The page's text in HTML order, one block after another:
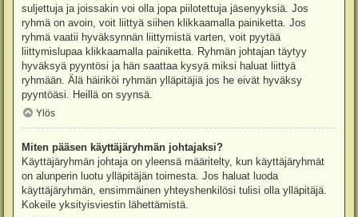
suljettuja ja joissakin voi olla jopa piilotettuja jäsenyyksiä. Jos
ryhmä on avoin, voit liittyä siihen klikkaamalla painiketta. Jos
ryhmä vaatii hyväksynnän liittymistä varten, voit pyytää
liittymislupaa klikkaamalla painiketta. Ryhmän johtajan täytyy
hyväksyä pyyntösi ja hän saattaa kysyä miksi haluat liittyä
ryhmään. Älä häiriköi ryhmän ylläpitäjiä jos he eivät hyväksy
pyyntöäsi. Heillä on syynsä.
Ylös
Miten pääsen käyttäjäryhmän johtajaksi?
Käyttäjäryhmän johtaja on yleensä määritelty, kun käyttäjäryhmät
on alunperin luotu ylläpitäjän toimesta. Jos haluat luoda
käyttäjäryhmän, ensimmäinen yhteyshenkilösi tulisi olla ylläpitäjä.
Kokeile yksityisviestin lähettämistä.